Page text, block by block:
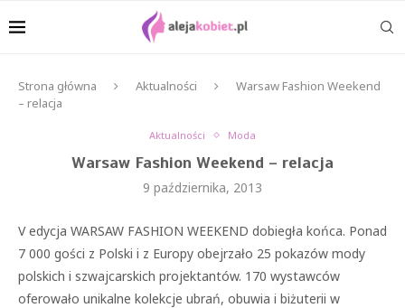
Strona główna Aktualności
Warsaw Fashion Weekend
– relacja
Aktualności Moda
Warsaw Fashion Weekend – relacja
9 października, 2013
V edycja WARSAW FASHION WEEKEND dobiegła końca. Ponad
7 000 gości z Polski i z Europy obejrzało 25 pokazów mody
polskich i szwajcarskich projektantów. 170 wystawców
oferowało unikalne kolekcje ubrań, obuwia i biżuterii w